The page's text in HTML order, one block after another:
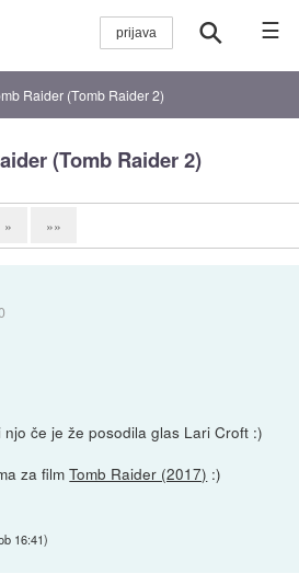
☰
Raider (Tomb Raider 2)
(Tomb Raider 2)
» »»
če je že posodila glas Lari Croft :)
za filmTomb Raider (2017) :)
16:41)